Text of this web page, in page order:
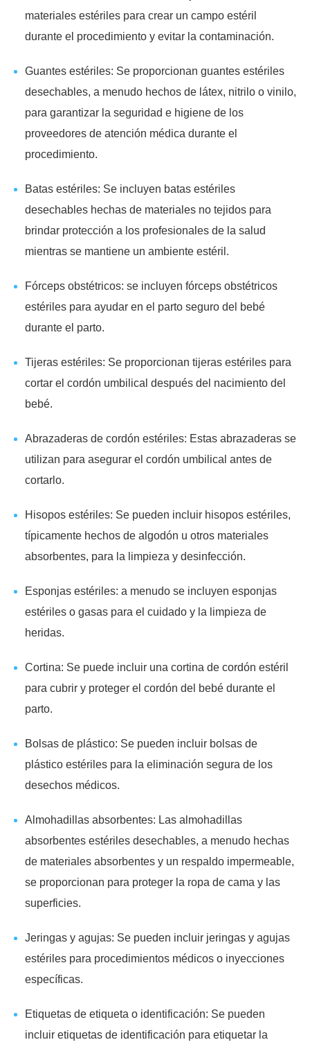
materiales estériles para crear un campo estéril
durante el procedimiento y evitar la contaminación.
Guantes estériles: Se proporcionan guantes estériles
desechables, a menudo hechos de látex, nitrilo o vinilo,
para garantizar la seguridad e higiene de los
proveedores de atención médica durante el
procedimiento.
Batas estériles: Se incluyen batas estériles
desechables hechas de materiales no tejidos para
brindar protección a los profesionales de la salud
mientras se mantiene un ambiente estéril.
Fórceps obstétricos: se incluyen fórceps obstétricos
estériles para ayudar en el parto seguro del bebé
durante el parto.
Tijeras estériles: Se proporcionan tijeras estériles para
cortar el cordón umbilical después del nacimiento del
bebé.
Abrazaderas de cordón estériles: Estas abrazaderas se
utilizan para asegurar el cordón umbilical antes de
cortarlo.
Hisopos estériles: Se pueden incluir hisopos estériles,
típicamente hechos de algodón u otros materiales
absorbentes, para la limpieza y desinfección.
Esponjas estériles: a menudo se incluyen esponjas
estériles o gasas para el cuidado y la limpieza de
heridas.
Cortina: Se puede incluir una cortina de cordón estéril
para cubrir y proteger el cordón del bebé durante el
parto.
Bolsas de plástico: Se pueden incluir bolsas de
plástico estériles para la eliminación segura de los
desechos médicos.
Almohadillas absorbentes: Las almohadillas
absorbentes estériles desechables, a menudo hechas
de materiales absorbentes y un respaldo impermeable,
se proporcionan para proteger la ropa de cama y las
superficies.
Jeringas y agujas: Se pueden incluir jeringas y agujas
estériles para procedimientos médicos o inyecciones
específicas.
Etiquetas de etiqueta o identificación: Se pueden
incluir etiquetas de identificación para etiquetar la